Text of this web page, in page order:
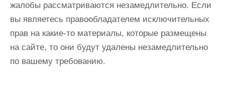
жалобы рассматриваются незамедлительно. Если
вы являетесь правообладателем исключительных
прав на какие-то материалы, которые размещены
на сайте, то они будут удалены незамедлительно
по вашему требованию.